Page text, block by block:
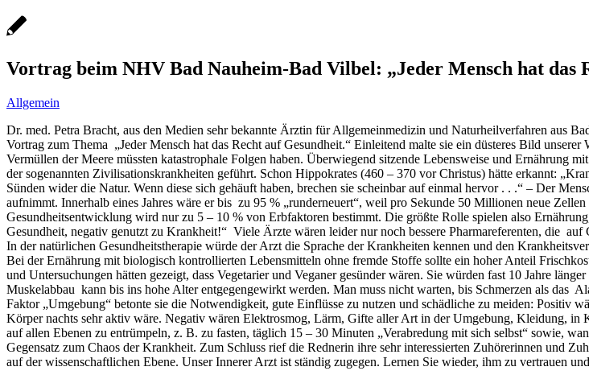
Vortrag beim NHV Bad Nauheim-Bad Vilbel: „Jeder Mensch hat das
Allgemein
Dr. med. Petra Bracht, aus den Medien sehr bekannte Ärztin für Allgemeinmedizin und Naturheilverfahren aus
Vortrag zum Thema „Jeder Mensch hat das Recht auf Gesundheit.“ Einleitend malte sie ein düsteres Bild
Vermüllen der Meere müssten katastrophale Folgen haben. Überwiegend sitzende Lebensweise und Ernährung
der sogenannten Zivilisationskrankheiten geführt. Schon Hippokrates (460 – 370 vor Christus) hätte erkannt:
Sünden wider die Natur. Wenn diese sich gehäuft haben, brechen sie scheinbar auf einmal hervor . . .“ – Der
aufnimmt. Innerhalb eines Jahres wäre er bis zu 95 % „runderneuert“, weil pro Sekunde 50 Millionen neue
Gesundheitsentwicklung wird nur zu 5 – 10 % von Erbfaktoren bestimmt. Die größte Rolle spielen also
Gesundheit, negativ genutzt zu Krankheit!“ Viele Ärzte wären leider nur noch bessere Pharmareferenten, die
In der natürlichen Gesundheitstherapie würde der Arzt die Sprache der Krankheiten kennen und den
Bei der Ernährung mit biologisch kontrollierten Lebensmitteln ohne fremde Stoffe sollte ein hoher Anteil
und Untersuchungen hätten gezeigt, dass Vegetarier und Veganer gesünder wären. Sie würden fast 10 Jahre
Muskelabbau kann bis ins hohe Alter entgegengewirkt werden. Man muss nicht warten, bis Schmerzen als das
Faktor „Umgebung“ betonte sie die Notwendigkeit, gute Einflüsse zu nutzen und schädliche zu meiden: Positiv
Körper nachts sehr aktiv wäre. Negativ wären Elektrosmog, Lärm, Gifte aller Art in der Umgebung, Kleidung, in
auf allen Ebenen zu entrümpeln, z. B. zu fasten, täglich 15 – 30 Minuten „Verabredung mit sich selbst“ sowie,
Gegensatz zum Chaos der Krankheit. Zum Schluss rief die Rednerin ihre sehr interessierten Zuhörerinnen und
auf der wissenschaftlichen Ebene. Unser Innerer Arzt ist ständig zugegen. Lernen Sie wieder, ihm zu vertrauen